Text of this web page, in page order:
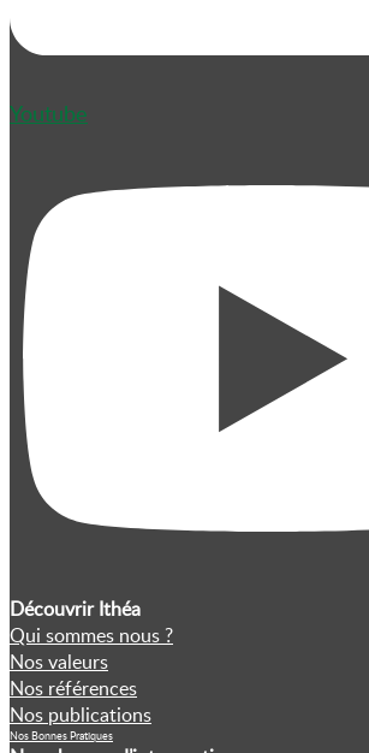
Youtube
Découvrir Ithéa
Qui sommes nous ?
Nos valeurs
Nos références
Nos publications
Nos Bonnes Pratiques